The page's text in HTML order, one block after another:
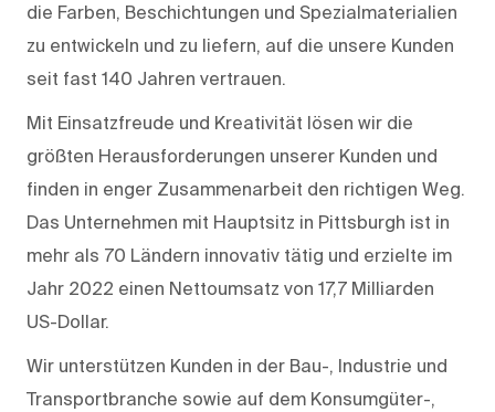
die Farben, Beschichtungen und Spezialmaterialien
zu entwickeln und zu liefern, auf die unsere Kunden
seit fast 140 Jahren vertrauen.
Mit Einsatzfreude und Kreativität lösen wir die
größten Herausforderungen unserer Kunden und
finden in enger Zusammenarbeit den richtigen Weg.
Das Unternehmen mit Hauptsitz in Pittsburgh ist in
mehr als 70 Ländern innovativ tätig und erzielte im
Jahr 2022 einen Nettoumsatz von 17,7 Milliarden
US-Dollar.
Wir unterstützen Kunden in der Bau-, Industrie und
Transportbranche sowie auf dem Konsumgüter-,